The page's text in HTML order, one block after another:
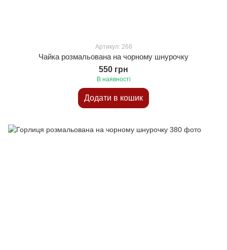
Артикул: 268
Чайка розмальована на чорному шнурочку
550 грн
В наявності
Додати в кошик